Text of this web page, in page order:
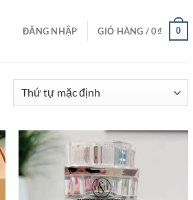
ĐĂNG NHẬP GIỎ HÀNG /0₫ 0